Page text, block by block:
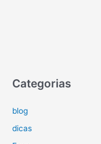
Categorias
blog
dicas